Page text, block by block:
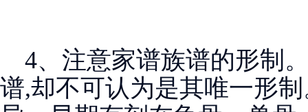
4、注意家谱族谱的形制
谱,却不可认为是其唯一形